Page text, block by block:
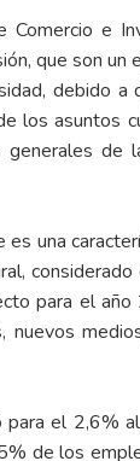
Comercio e
que son
debido
los asuntos
de
una
para el
el 2,6%
de los